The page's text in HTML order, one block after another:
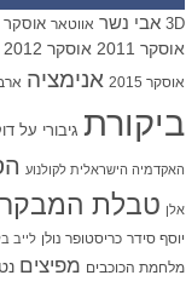
3D אבי נשר אווטאר אוסקר 2009
אוסקר 2011 אוסקר 2012
אוסקר 2015 אנימציה
ביקורת גיבורי על
האקדמיה הישראלית לקולנוע
אלן טבלת
יוסף סידר כריסטופר נולן לייב
מלחמת הכוכבים מפיצים